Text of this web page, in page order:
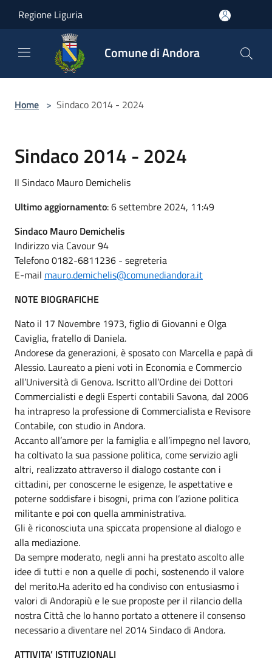
Regione Liguria
Comune di Andora
Home > Sindaco 2014 - 2024
Sindaco 2014 - 2024
Il Sindaco Mauro Demichelis
Ultimo aggiornamento: 6 settembre 2024, 11:49
Sindaco Mauro Demichelis
Indirizzo via Cavour 94
Telefono 0182-6811236 - segreteria
E-mail mauro.demichelis@comunediandora.it
NOTE BIOGRAFICHE
Nato il 17 Novembre 1973, figlio di Giovanni e Olga
Caviglia, fratello di Daniela.
Andorese da generazioni, è sposato con Marcella e papà di
Alessio. Laureato a pieni voti in Economia e Commercio
all’Università di Genova. Iscritto all’Ordine dei Dottori
Commercialisti e degli Esperti contabili Savona, dal 2006
ha intrapreso la professione di Commercialista e Revisore
Contabile, con studio in Andora.
Accanto all’amore per la famiglia e all’impegno nel lavoro,
ha coltivato la sua passione politica, come servizio agli
altri, realizzato attraverso il dialogo costante con i
cittadini, per conoscerne le esigenze, le aspettative e
poterne soddisfare i bisogni, prima con l’azione politica
militante e poi con quella amministrativa.
Gli è riconosciuta una spiccata propensione al dialogo e
alla mediazione.
Da sempre moderato, negli anni ha prestato ascolto alle
idee di tutti e non a quelle di pochi, sostenendo il valore
del merito.Ha aderito ed ha condiviso con entusiasmo i
valori di Andorapiù e le sue proposte per il rilancio della
nostra Città che lo hanno portato a ottenere il consenso
necessario a diventare nel 2014 Sindaco di Andora.
ATTIVITA’ ISTITUZIONALI